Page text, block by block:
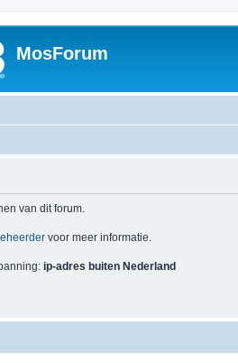
MosForum
van dit forum.
voor meer informatie.
ip-adres buiten Nederland